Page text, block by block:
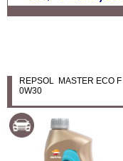
REPSOL MASTER ECO F
0W30